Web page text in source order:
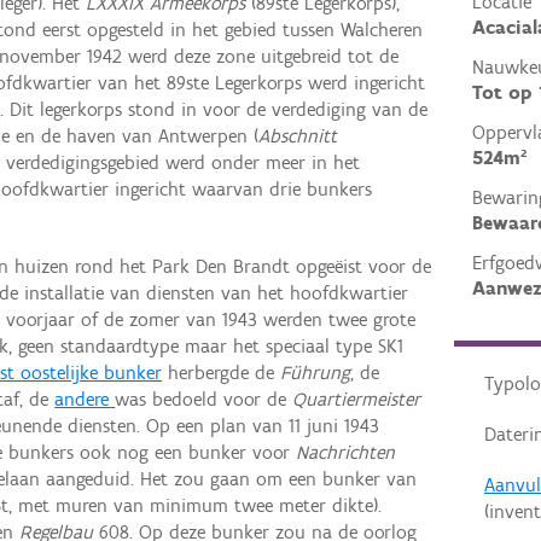
Tot op
524m²
eerst opgesteld in het gebied tussen Walcheren
1942 werd deze zone uitgebreid tot de
van het 89ste Legerkorps werd ingericht
. Dit legerkorps stond in voor de verdediging van de
en de haven van Antwerpen (Abschnitt
werd onder meer in het
ingericht waarvan drie bunkers
huizen rond het Park Den Brandt opgeëist voor de
installatie van diensten van het hoofdkwartier
of de zomer van 1943 werden twee grote
geen standaardtype maar het speciaal type SK1
oostelijke bunker herbergde de Führung, de
deanderewas bedoeld voor de Quartiermeister
diensten. Op een plan van 11 juni 1943
bunkers ook nog een bunker voor Nachrichten
aangeduid. Het zou gaan om een bunker van
met muren van minimum twee meter dikte).
Regelbau608. Op deze bunker zou na de oorlog